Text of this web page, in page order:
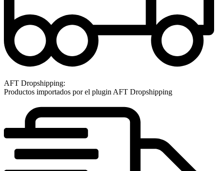
AFT Dropshipping:
Productos importados por el plugin AFT Dropshipping